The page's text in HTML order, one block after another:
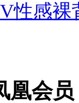
性感裸
凰会